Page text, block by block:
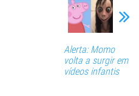
Alerta: Momo
volta a surgir em
vídeos infantis